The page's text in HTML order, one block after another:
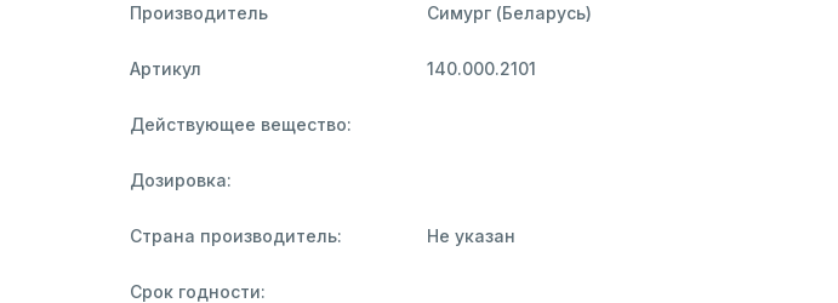
Производитель Симург (Беларусь)
Артикул 140.000.2101
Действующее вещество:
Дозировка:
Страна производитель: Не указан
Срок годности: